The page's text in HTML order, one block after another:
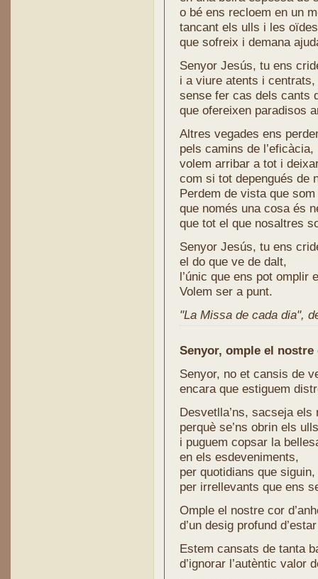
o bé ens recloem en un
tancant els ulls i les
que sofreix i demana
Senyor Jesús, tu ens
i a viure atents i centrats,
sense fer cas dels cants
que ofereixen paradisos
Altres vegades ens
pels camins de l’eficàcia,
volem arribar a tot i
com si tot depengués de
Perdem de vista que
que només una cosa és
que tot el que nosaltres
Senyor Jesús, tu ens
el do que ve de dalt,
l’únic que ens pot omplir
Volem ser a punt.
"La Missa de cada dia",
Senyor, omple el
Senyor, no et cansis de
encara que estiguem
Desvetlla’ns, sacseja els
perquè se’ns obrin els ulls
i puguem copsar la
en els esdeveniments,
per quotidians que siguin,
per irrellevants que ens
Omple el nostre cor
d’un desig profund
Estem cansats de tanta
d’ignorar l’autèntic valor